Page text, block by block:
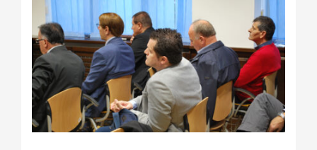
O nama
Kalendar aktivnosti
Edukativni materijali